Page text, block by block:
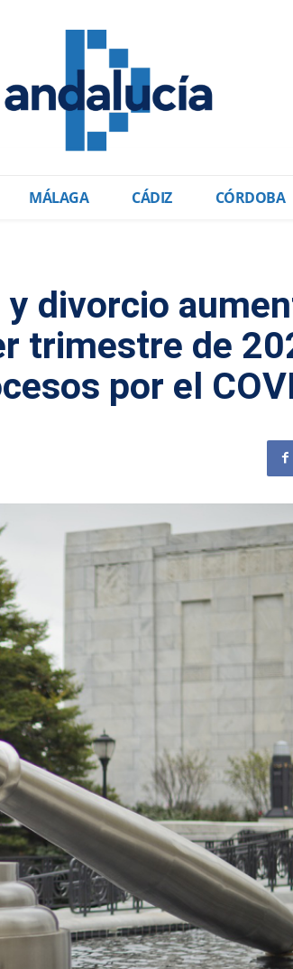
MÁLAGA CÁDIZ CÓRDOBA
divorcio
trimestre de
por el